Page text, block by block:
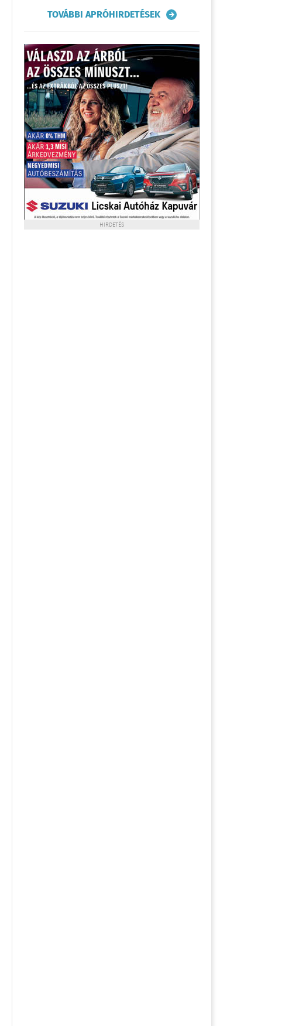
TOVÁBBI APRÓHIRDETÉSEK
HIRDETÉS